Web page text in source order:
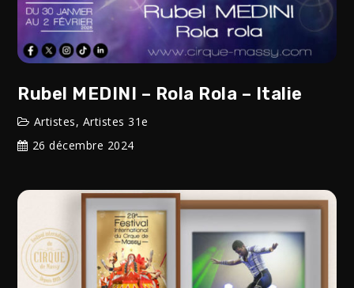
Rubel MEDINI – Rola Rola – Italie
Artistes, Artistes 31e
26 décembre 2024